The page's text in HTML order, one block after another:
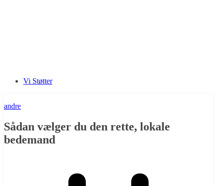
Vi Støtter
andre
Sådan vælger du den rette, lokale
bedemand